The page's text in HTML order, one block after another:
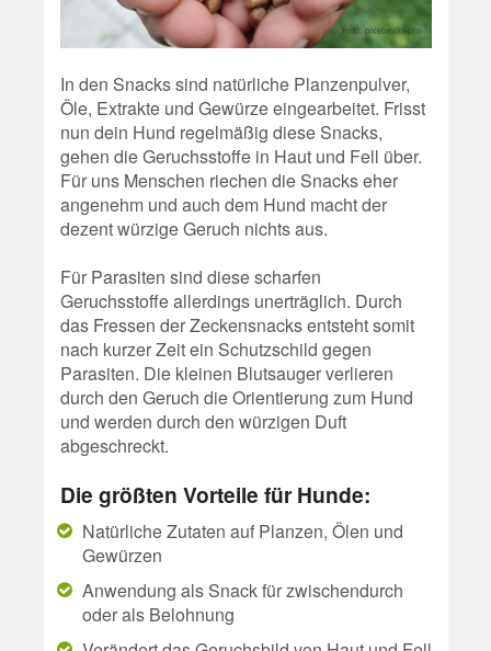
In den Snacks sind natürliche Planzenpulver,
Öle, Extrakte und Gewürze eingearbeitet. Frisst
nun dein Hund regelmäßig diese Snacks,
gehen die Geruchsstoffe in Haut und Fell über.
Für uns Menschen riechen die Snacks eher
angenehm und auch dem Hund macht der
dezent würzige Geruch nichts aus.
Für Parasiten sind diese scharfen
Geruchsstoffe allerdings unerträglich. Durch
das Fressen der Zeckensnacks entsteht somit
nach kurzer Zeit ein Schutzschild gegen
Parasiten. Die kleinen Blutsauger verlieren
durch den Geruch die Orientierung zum Hund
und werden durch den würzigen Duft
abgeschreckt.
Die größten Vorteile für Hunde:
Natürliche Zutaten auf Planzen, Ölen und
Gewürzen
Anwendung als Snack für zwischendurch
oder als Belohnung